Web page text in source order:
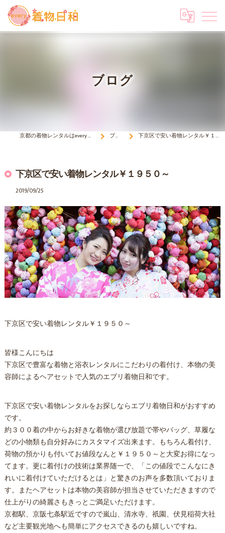
ブログ
京都の着物レンタルはevery 着物日和 ブログ 下京区で安い着物レンタル￥１９５０～
下京区で安い着物レンタル￥１９５０～
2019/09/25
下京区で安い着物レンタル￥１９５０～
皆様こんにちは
下京区で豊富な着物と浴衣レンタルにこだわりの着付け、本物の美
容師によるヘアセットで人気のエブリ着物日和です。
下京区で安い着物レンタルをお探しならエブリ着物日和がおすすめ
です。
約３００着の中からお好きな着物が選び放題で帯やバッグ、草履な
どの小物類も自分好みにカスタマイズ出来ます。もちろん着付け、
荷物の預かりも付いてお値段なんと￥１９５０～と大変お得になっ
てます。更に着付けの技術は業界随一で、「この値段でこんなにき
れいに着付けていただけるとは」と驚きのお声を多数頂いておりま
す。またヘアセットは本物の美容師が担当させていただきますので
仕上がりの綺麗さもきっとご満足いただけます。
京都駅、京阪七条駅近ですので嵐山、清水寺、祇園、伏見稲荷大社
など主要観光地へも簡単にアクセスできるのも嬉しいですね。